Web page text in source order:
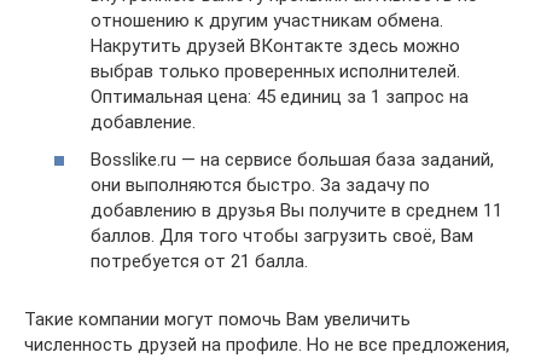
отношению к другим участникам обмена.
Накрутить друзей ВКонтакте здесь можно
выбрав только проверенных исполнителей.
Оптимальная цена: 45 единиц за 1 запрос на
добавление.
Bosslike.ru — на сервисе большая база заданий,
они выполняются быстро. За задачу по
добавлению в друзья Вы получите в среднем 11
баллов. Для того чтобы загрузить своё, Вам
потребуется от 21 балла.
Такие компании могут помочь Вам увеличить
численность друзей на профиле. Но не все предложения,